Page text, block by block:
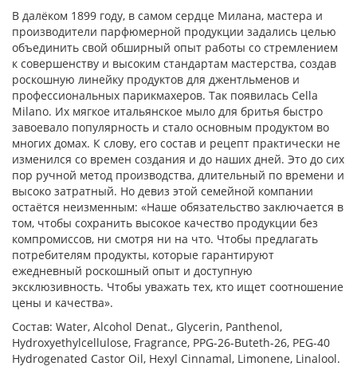
В далёком 1899 году, в самом сердце Милана, мастера и
производители парфюмерной продукции задались целью
объединить свой обширный опыт работы со стремлением
к совершенству и высоким стандартам мастерства, создав
роскошную линейку продуктов для джентльменов и
профессиональных парикмахеров. Так появилась Cella
Milano. Их мягкое итальянское мыло для бритья быстро
завоевало популярность и стало основным продуктом во
многих домах. К слову, его состав и рецепт практически не
изменился со времен создания и до наших дней. Это до сих
пор ручной метод производства, длительный по времени и
высоко затратный. Но девиз этой семейной компании
остаётся неизменным: «Наше обязательство заключается в
том, чтобы сохранить высокое качество продукции без
компромиссов, ни смотря ни на что. Чтобы предлагать
потребителям продукты, которые гарантируют
ежедневный роскошный опыт и доступную
эксклюзивность. Чтобы уважать тех, кто ищет соотношение
цены и качества».
Состав: Water, Alcohol Denat., Glycerin, Panthenol,
Hydroxyethylcellulose, Fragrance, PPG-26-Buteth-26, PEG-40
Hydrogenated Castor Oil, Hexyl Cinnamal, Limonene, Linalool.